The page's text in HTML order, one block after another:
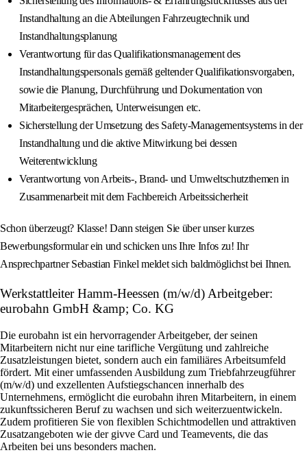
Instandhaltung an die Abteilungen Fahrzeugtechnik und
Instandhaltungsplanung
Verantwortung für das Qualifikationsmanagement des
Instandhaltungspersonals gemäß geltender Qualifikationsvorgaben,
sowie die Planung, Durchführung und Dokumentation von
Mitarbeitergesprächen, Unterweisungen etc.
Sicherstellung der Umsetzung des Safety-Managementsystems in der
Instandhaltung und die aktive Mitwirkung bei dessen
Weiterentwicklung
Verantwortung von Arbeits-, Brand- und Umweltschutzthemen in
Zusammenarbeit mit dem Fachbereich Arbeitssicherheit
Schon überzeugt? Klasse! Dann steigen Sie über unser kurzes
Bewerbungsformular ein und schicken uns Ihre Infos zu! Ihr
Ansprechpartner Sebastian Finkel meldet sich baldmöglichst bei Ihnen.
Werkstattleiter Hamm-Heessen (m/w/d) Arbeitgeber:
eurobahn GmbH &amp; Co. KG
Die eurobahn ist ein hervorragender Arbeitgeber, der seinen
Mitarbeitern nicht nur eine tarifliche Vergütung und zahlreiche
Zusatzleistungen bietet, sondern auch ein familiäres Arbeitsumfeld
fördert. Mit einer umfassenden Ausbildung zum Triebfahrzeugführer
(m/w/d) und exzellenten Aufstiegschancen innerhalb des
Unternehmens, ermöglicht die eurobahn ihren Mitarbeitern, in einem
zukunftssicheren Beruf zu wachsen und sich weiterzuentwickeln.
Zudem profitieren Sie von flexiblen Schichtmodellen und attraktiven
Zusatzangeboten wie der givve Card und Teamevents, die das
Arbeiten bei uns besonders machen.